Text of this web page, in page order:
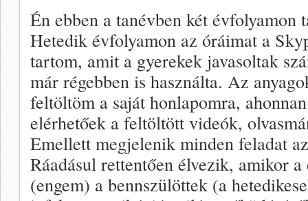
Én ebben a tanévben két évfolyamon
Hetedik évfolyamon az óráimat a
tartom, amit a gyerekek javasoltak
már régebben is használta. Az
feltöltöm a saját honlapomra,
elérhetőek a feltöltött videók,
Emellett megjelenik minden feladat
Ráadásul rettentően élvezik, amikor
(engem) a bennszülöttek (a